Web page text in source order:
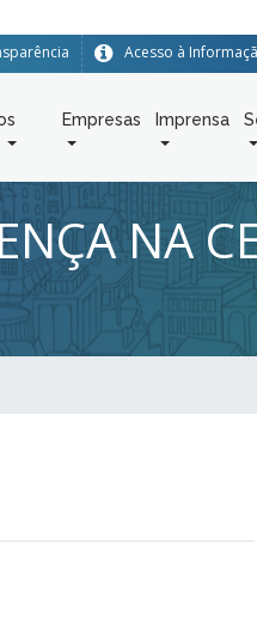
Acesso à
Empresas Imprensa
NA